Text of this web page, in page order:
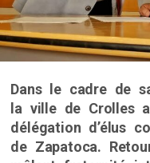
Dans le cadre de
la ville de Crolles
délégation d’élus
de Zapatoca.